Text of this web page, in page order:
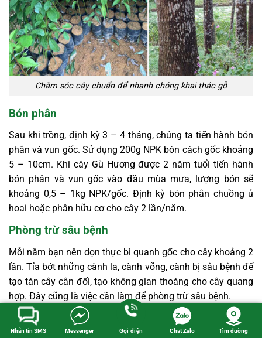
Chăm sóc cây chuẩn để nhanh chóng khai thác gỗ
Bón phân
Sau khi trồng, định kỳ 3 – 4 tháng, chúng ta tiến hành bón
phân và vun gốc. Sử dụng 200g NPK bón cách gốc khoảng
5 – 10cm. Khi cây Gù Hương được 2 năm tuổi tiến hành
bón phân và vun gốc vào đầu mùa mưa, lượng bón sẽ
khoảng 0,5 – 1kg NPK/gốc. Định kỳ bón phân chuồng ủ
hoai hoặc phân hữu cơ cho cây 2 lần/năm.
Phòng trừ sâu bệnh
Mỗi năm bạn nên dọn thực bì quanh gốc cho cây khoảng 2
lần. Tỉa bớt những cành la, cành võng, cành bị sâu bệnh để
tạo tán cây cân đối, tạo không gian thoáng cho cây quang
hợp. Đây cũng là việc cần làm để phòng trừ sâu bệnh.
Cây Xá Xị Gù Hương ít bị sâu bệnh nhưng bạn vẫn phải
kiểm tra thường xuyên. Một số loại sâu bệnh có thể tấn
Tìm đường
Chat Zalo
Gọi điện
Messenger
Nhắn tin SMS